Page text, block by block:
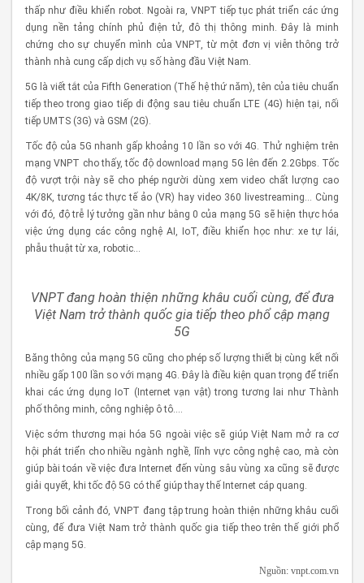
thấp như điều khiển robot. Ngoài ra, VNPT tiếp tục phát triển các ứng
dụng nền tảng chính phủ điện tử, đô thị thông minh. Đây là minh
chứng cho sự chuyển mình của VNPT, từ một đơn vị viễn thông trở
thành nhà cung cấp dịch vụ số hàng đầu Việt Nam.
5G là viết tắt của Fifth Generation (Thế hệ thứ năm), tên của tiêu chuẩn
tiếp theo trong giao tiếp di động sau tiêu chuẩn LTE (4G) hiện tại, nối
tiếp UMTS (3G) và GSM (2G).
Tốc độ của 5G nhanh gấp khoảng 10 lần so với 4G. Thử nghiệm trên
mạng VNPT cho thấy, tốc độ download mạng 5G lên đến 2.2Gbps. Tốc
độ vượt trội này sẽ cho phép người dùng xem video chất lượng cao
4K/8K, tương tác thực tế ảo (VR) hay video 360 livestreaming… Cùng
với đó, độ trễ lý tưởng gần như bằng 0 của mạng 5G sẽ hiện thực hóa
việc ứng dụng các công nghệ AI, IoT, điều khiển học như: xe tự lái,
phẫu thuật từ xa, robotic…
VNPT đang hoàn thiện những khâu cuối cùng, để đưa
Việt Nam trở thành quốc gia tiếp theo phổ cập mạng
5G
Băng thông của mạng 5G cũng cho phép số lượng thiết bị cùng kết nối
nhiều gấp 100 lần so với mạng 4G. Đây là điều kiện quan trọng để triển
khai các ứng dụng IoT (Internet vạn vật) trong tương lai như Thành
phố thông minh, công nghiệp ô tô….
Việc sớm thương mại hóa 5G ngoài việc sẽ giúp Việt Nam mở ra cơ
hội phát triển cho nhiều ngành nghề, lĩnh vực công nghệ cao, mà còn
giúp bài toán về việc đưa Internet đến vùng sâu vùng xa cũng sẽ được
giải quyết, khi tốc độ 5G có thể giúp thay thế Internet cáp quang.
Trong bối cảnh đó, VNPT đang tập trung hoàn thiện những khâu cuối
cùng, đế đưa Việt Nam trở thành quốc gia tiếp theo trên thế giới phổ
cập mạng 5G.
Nguồn: vnpt.com.vn